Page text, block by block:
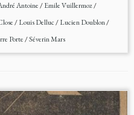
Antoine/Emile Vuillermoz/
/Louis Delluc/Lucien Doublon/
Porte/Séverin Mars